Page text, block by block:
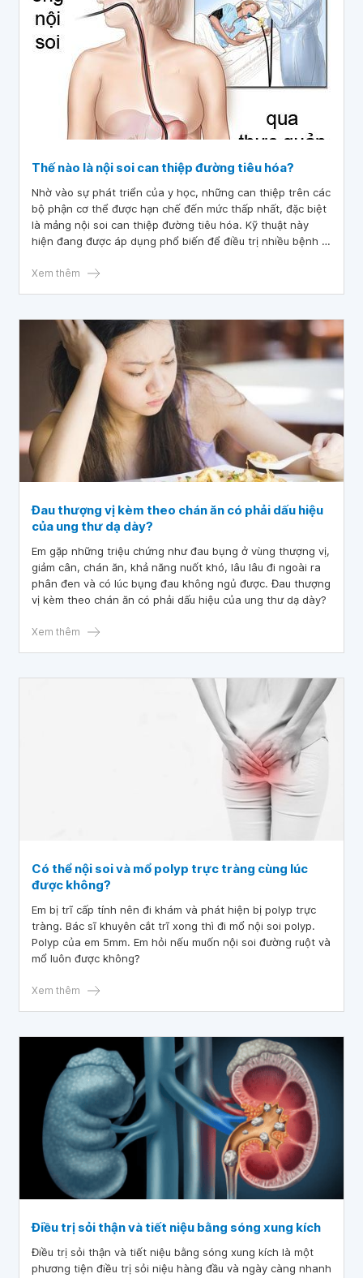
Thế nào là nội soi can thiệp đường tiêu hóa?
Nhờ vào sự phát triển của y học, những can thiệp trên các
bộ phận cơ thể được hạn chế đến mức thấp nhất, đặc biệt
là mảng nội soi can thiệp đường tiêu hóa. Kỹ thuật này
hiện đang được áp dụng phổ biến để điều trị nhiều bệnh lý
Xem thêm
Đau thượng vị kèm theo chán ăn có phải dấu hiệu
của ung thư dạ dày?
Em gặp những triệu chứng như đau bụng ở vùng thượng vị,
giảm cân, chán ăn, khả năng nuốt khó, lâu lâu đi ngoài ra
phân đen và có lúc bụng đau không ngủ được. Đau thượng
vị kèm theo chán ăn có phải dấu hiệu của ung thư dạ dày?
Xem thêm
Có thể nội soi và mổ polyp trực tràng cùng lúc
được không?
Em bị trĩ cấp tính nên đi khám và phát hiện bị polyp trực
tràng. Bác sĩ khuyên cắt trĩ xong thì đi mổ nội soi polyp.
Polyp của em 5mm. Em hỏi nếu muốn nội soi đường ruột và
mổ luôn được không?
Xem thêm
Điều trị sỏi thận và tiết niệu bằng sóng xung kích
Điều trị sỏi thận và tiết niệu bằng sóng xung kích là một
phương tiện điều trị sỏi niệu hàng đầu và ngày càng nhanh